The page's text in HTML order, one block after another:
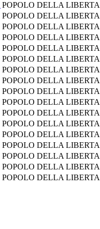
POPOLO DELLA
POPOLO DELLA
POPOLO DELLA
POPOLO DELLA
POPOLO DELLA
POPOLO DELLA
POPOLO DELLA
POPOLO DELLA
POPOLO DELLA
POPOLO DELLA
POPOLO DELLA
POPOLO DELLA
POPOLO DELLA
POPOLO DELLA
POPOLO DELLA
POPOLO DELLA
POPOLO DELLA